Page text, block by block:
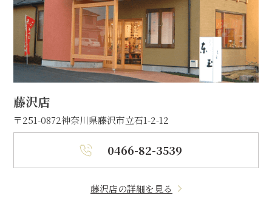
藤沢店
〒251-0872神奈川県藤沢市立石1-2-12
0466-82-3539
藤沢店の詳細を見る